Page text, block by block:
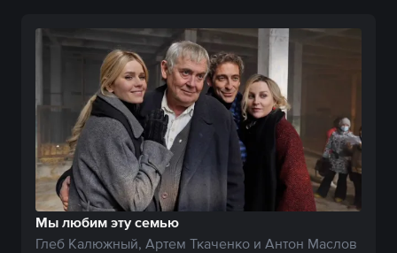
Мы любим эту семью
Глеб Калюжный, Артем Ткаченко и Антон Маслов